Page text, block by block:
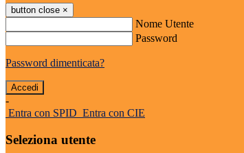
button close ×
Nome Utente
Password
Password dimenticata?
-
Entra con SPID Entra con CIE
Seleziona utente